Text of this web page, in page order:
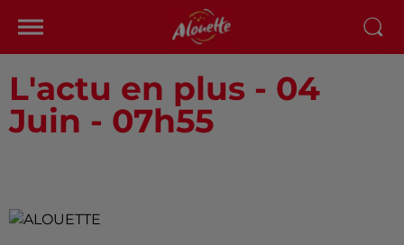
L'actu en plus - 04
Juin - 07h55